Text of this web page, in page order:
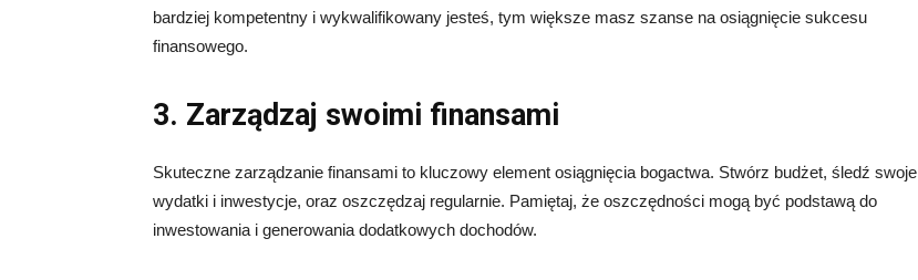
bardziej kompetentny i wykwalifikowany jesteś, tym większe masz szanse na osiągnięcie sukcesu
finansowego.
3. Zarządzaj swoimi finansami
Skuteczne zarządzanie finansami to kluczowy element osiągnięcia bogactwa. Stwórz budżet, śledź swoje
wydatki i inwestycje, oraz oszczędzaj regularnie. Pamiętaj, że oszczędności mogą być podstawą do
inwestowania i generowania dodatkowych dochodów.